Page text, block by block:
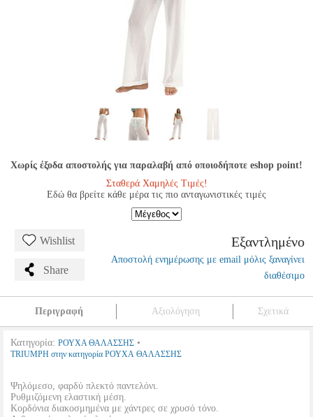
Χωρίς έξοδα αποστολής για παραλαβή από οποιοδήποτε eshop point!
Σταθερά Χαμηλές Τιμές!
Εδώ θα βρείτε κάθε μέρα τις πιο ανταγωνιστικές τιμές
Wishlist
Share
Εξαντλημένο
Αποστολή ενημέρωσης με email μόλις ξαναγίνει
διαθέσιμο
Περιγραφή Αξιολόγηση Σχετικά
Κατηγορία: ΡΟΥΧΑ ΘΑΛΑΣΣΗΣ •
TRIUMPH στην κατηγορία ΡΟΥΧΑ ΘΑΛΑΣΣΗΣ
Ψηλόμεσο, φαρδύ πλεκτό παντελόνι.
Ρυθμιζόμενη ελαστική μέση.
Κορδόνια διακοσμημένα με χάντρες σε χρυσό τόνο.